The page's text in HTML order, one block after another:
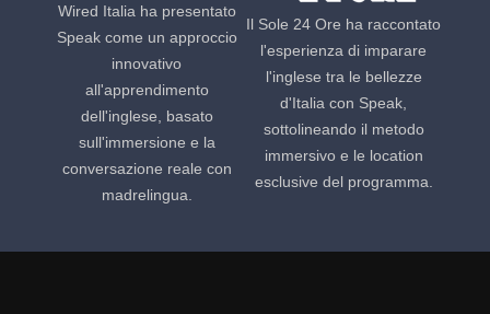
Wired Italia ha presentato
Speak come un approccio
innovativo
all'apprendimento
dell'inglese, basato
sull'immersione e la
conversazione reale con
madrelingua.
Il Sole 24 Ore ha raccontato
l'esperienza di imparare
l'inglese tra le bellezze
d'Italia con Speak,
sottolineando il metodo
immersivo e le location
esclusive del programma.